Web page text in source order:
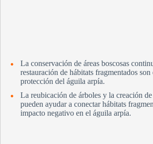
La conservación de áreas boscosas
restauración de hábitats fragmentados son
protección del águila arpía.
La reubicación de árboles y la creación
pueden ayudar a conectar hábitats
impacto negativo en el águila arpía.